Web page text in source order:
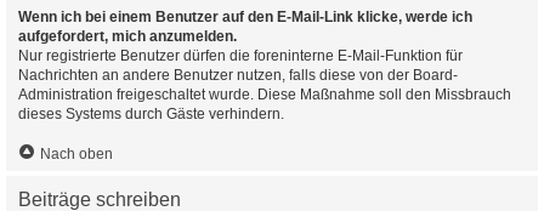
Wenn ich bei einem Benutzer auf den E-Mail-Link klicke, werde ich
aufgefordert, mich anzumelden.
Nur registrierte Benutzer dürfen die foreninterne E-Mail-Funktion für
Nachrichten an andere Benutzer nutzen, falls diese von der Board-
Administration freigeschaltet wurde. Diese Maßnahme soll den Missbrauch
dieses Systems durch Gäste verhindern.
Nach oben
Beiträge schreiben